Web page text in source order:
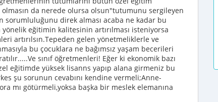
da nerede olursa olsun"tutumunu sergileyen
sorumluluğunu direk alması acaba ne kadar bu
eğitimin kalitesinin artırılması isteniyorsa
artırılsın.Tepeden gelen yönetmeliklerle ve
bu çocuklara ne bağımsız yaşam becerileri
sınıf öğretmenleri! Eğer ki ekonomik bazı
eğitimde yüksek lisanns yapıp alana girmeniz bu
şu sorunun cevabını kendine vermeli;Anne-
mı götürmeli,yoksa başka bir meslek elemanına